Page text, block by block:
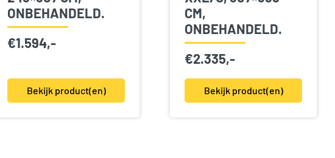
ONBEHANDELD.
€1.594,-
Bekijk product(en)
CM,
ONBEHANDELD.
€2.335,-
Bekijk product(en)